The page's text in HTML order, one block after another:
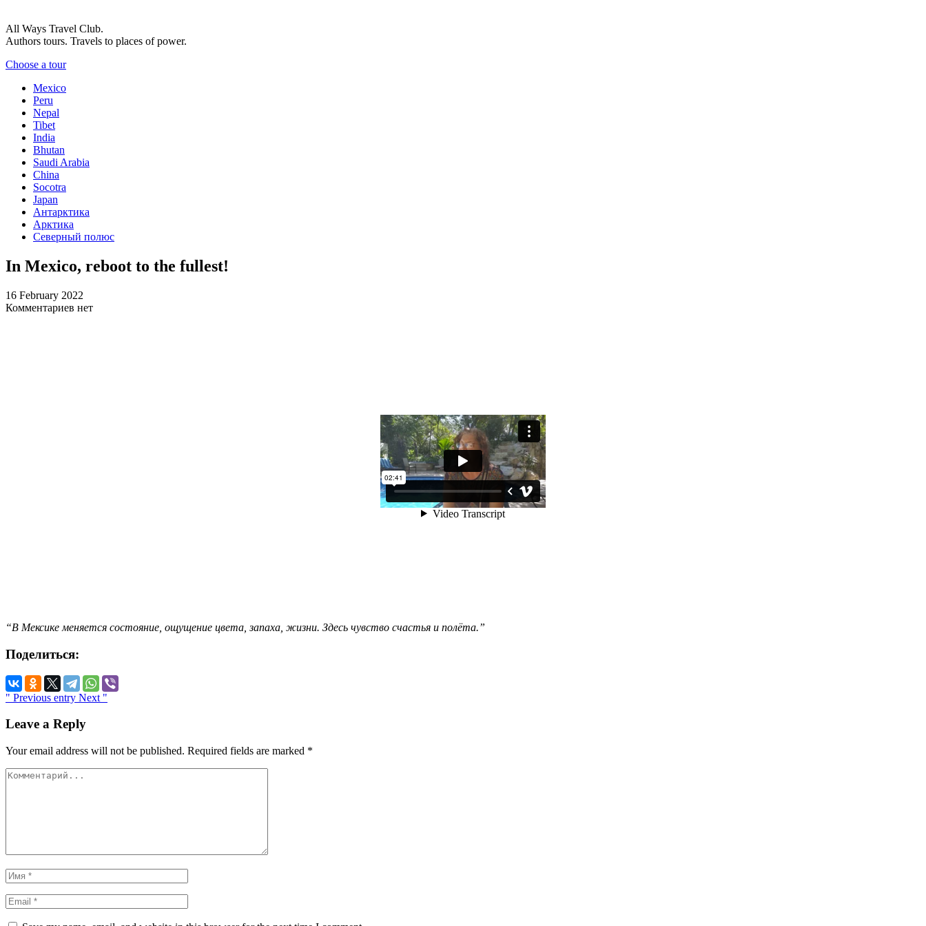
All Ways Travel Club.
Authors tours. Travels to places of power.
Choose a tour
Mexico
Peru
Nepal
Tibet
India
Bhutan
Saudi Arabia
China
Socotra
Japan
Антарктика
Арктика
Северный полюс
In Mexico, reboot to the fullest!
16 February 2022
Комментариев нет
“В Мексике меняется состояние, ощущение цвета, запаха, жизни. Здесь чувство счастья и полёта.”
Поделиться:
" Previous entry Next "
Leave a Reply
Your email address will not be published. Required fields are marked *